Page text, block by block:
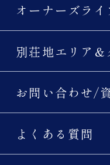
オーナーズライ
別荘地エリア
お問い合わせ/
よくある質問